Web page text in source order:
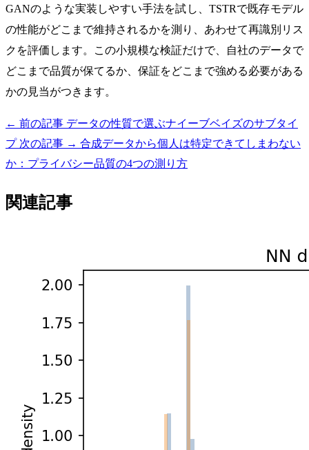
GANのような実装しやすい手法を試し、TSTRで既存モデル
の性能がどこまで維持されるかを測り、あわせて再識別リス
クを評価します。この小規模な検証だけで、自社のデータで
どこまで品質が保てるか、保証をどこまで強める必要がある
かの見当がつきます。
← 前の記事 データの性質で選ぶナイーブベイズのサブタイ
プ 次の記事 → 合成データから個人は特定できてしまわない
か：プライバシー品質の4つの測り方
関連記事